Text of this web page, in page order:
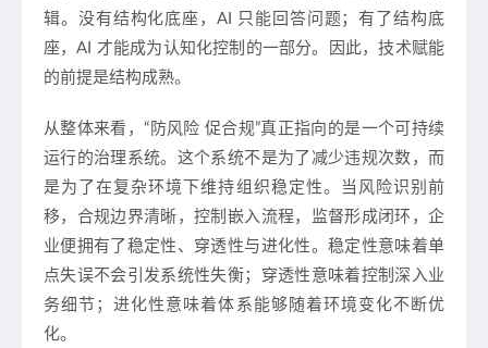
辑。没有结构化底座，AI 只能回答问题；有了结构底
座，AI 才能成为认知化控制的一部分。因此，技术赋能
的前提是结构成熟。
从整体来看，“防风险 促合规”真正指向的是一个可持续
运行的治理系统。这个系统不是为了减少违规次数，而
是为了在复杂环境下维持组织稳定性。当风险识别前
移，合规边界清晰，控制嵌入流程，监督形成闭环，企
业便拥有了稳定性、穿透性与进化性。稳定性意味着单
点失误不会引发系统性失衡；穿透性意味着控制深入业
务细节；进化性意味着体系能够随着环境变化不断优
化。